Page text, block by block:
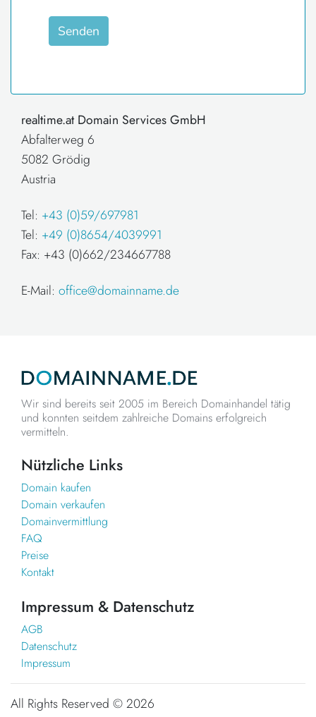
Senden
realtime.at Domain Services GmbH
Abfalterweg 6
5082 Grödig
Austria
Tel: +43 (0)59/697981
Tel: +49 (0)8654/4039991
Fax: +43 (0)662/234667788
E-Mail: office@domainname.de
Wir sind bereits seit 2005 im Bereich Domainhandel tätig
und konnten seitdem zahlreiche Domains erfolgreich
vermitteln.
Nützliche Links
Domain kaufen
Domain verkaufen
Domainvermittlung
FAQ
Preise
Kontakt
Impressum & Datenschutz
AGB
Datenschutz
Impressum
All Rights Reserved ©2026